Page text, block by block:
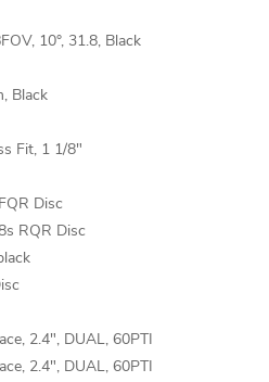
10°, 31.8, Black
Black
Fit, 1 1/8"
Disc
RQR Disc
2.4", DUAL, 60PTI
2.4", DUAL, 60PTI